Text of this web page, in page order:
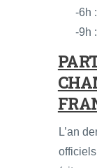
-6h
-9h
L’an